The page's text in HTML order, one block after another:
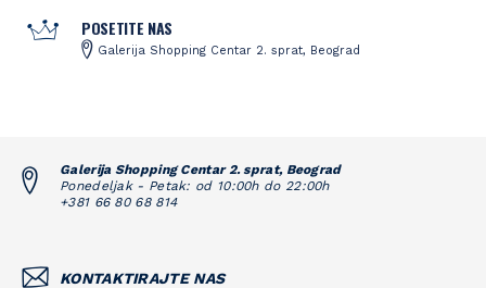
POSETITE NAS
Galerija Shopping Centar 2. sprat, Beograd
Galerija Shopping Centar 2. sprat, Beograd
Ponedeljak - Petak: od 10:00h do 22:00h
+381 66 80 68 814
KONTAKTIRAJTE NAS